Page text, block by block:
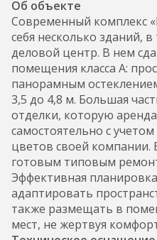
Об объекте
Современный комплекс
себя несколько зданий,
деловой центр. В нем
помещения класса А:
панорамным
3,5 до 4,8 м. Большая
отделки, которую
самостоятельно с
цветов своей компании.
готовым типовым
Эффективная
адаптировать
также размещать в
мест, не жертвуя